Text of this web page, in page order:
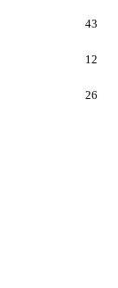
43
12
26